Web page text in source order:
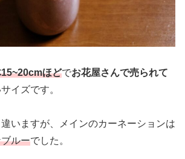
ほどでお花屋さんで売られて
イズです。
いますが、メインのカーネーションは
ルーでした。